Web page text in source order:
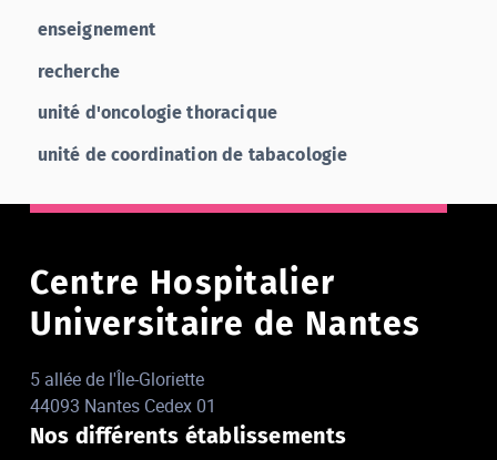
enseignement
recherche
unité d'oncologie thoracique
unité de coordination de tabacologie
Centre Hospitalier
Universitaire de Nantes
5 allée de l'Île-Gloriette
44093 Nantes Cedex 01
Nos différents établissements